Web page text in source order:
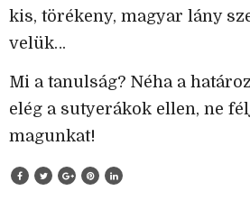
kis, törékeny, magyar lány
velük…
Mi a tanulság? Néha a
elég a sutyerákok ellen, ne
magunkat!